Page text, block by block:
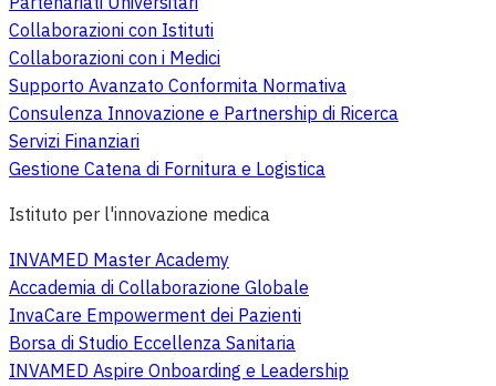
Collaborazioni con Istituti
Collaborazioni con i Medici
Supporto Avanzato Conformita Normativa
Consulenza Innovazione e Partnership di Ricerca
Servizi Finanziari
Gestione Catena di Fornitura e Logistica
Istituto per l'innovazione medica
INVAMED Master Academy
Accademia di Collaborazione Globale
InvaCare Empowerment dei Pazienti
Borsa di Studio Eccellenza Sanitaria
INVAMED Aspire Onboarding e Leadership